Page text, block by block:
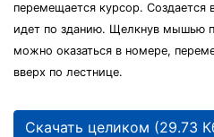
перемещается курсор. Создается
идет по зданию. Щелкнув мышью
можно оказаться в номере,
вверх по лестнице.
Скачать целиком (29.73